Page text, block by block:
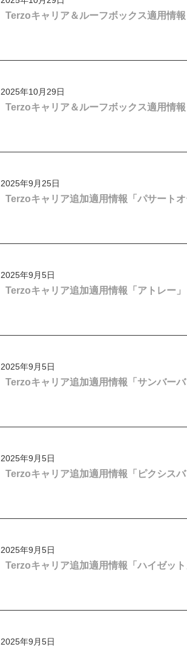
Terzoキャリア＆ルーフボックス適用情
2025年10月29日
Terzoキャリア＆ルーフボックス適用情
2025年9月25日
Terzoキャリア追加適用情報「パサート
2025年9月5日
Terzoキャリア追加適用情報「アトレー」
2025年9月5日
Terzoキャリア追加適用情報「サンバー
2025年9月5日
Terzoキャリア追加適用情報「ピクシス
2025年9月5日
Terzoキャリア追加適用情報「ハイゼッ
2025年9月5日